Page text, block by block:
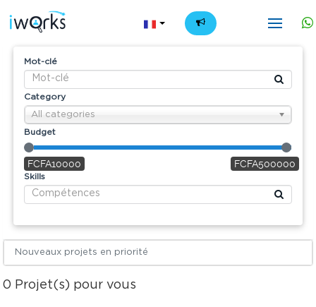
FR
Mot-clé
Category
All categories
Budget
FCFA10000 FCFA500000
Skills
Nouveaux projets en priorité
0 Projet(s) pour vous